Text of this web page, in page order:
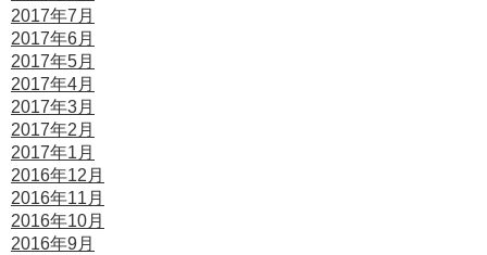
2017年7月
2017年6月
2017年5月
2017年4月
2017年3月
2017年2月
2017年1月
2016年12月
2016年11月
2016年10月
2016年9月